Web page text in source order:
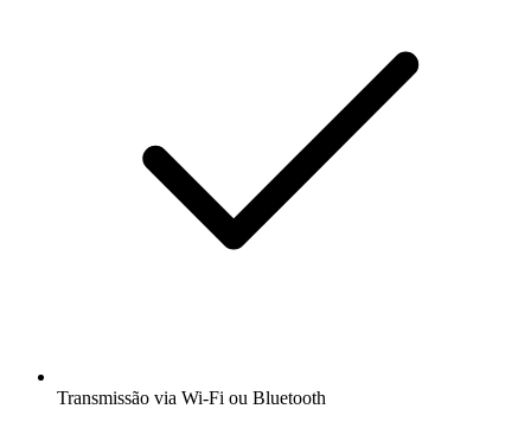
Transmissão via Wi-Fi ou Bluetooth